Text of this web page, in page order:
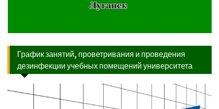
График занятий, проветривания и проведения
дезинфекции учебных помещений университета